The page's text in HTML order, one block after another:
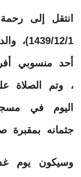
انتقل إلى
1439/
أحد منسوبي
، وتم الصلاة
اليوم في
جثمانه بمقبرة
وسيكون يوم غد